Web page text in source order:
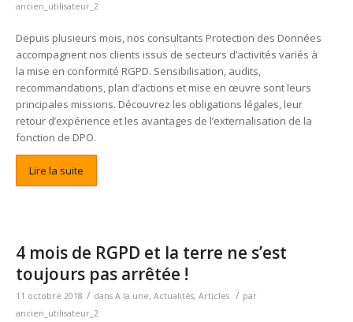
ancien_utilisateur_2
Depuis plusieurs mois, nos consultants Protection des Données
accompagnent nos clients issus de secteurs d’activités variés à
la mise en conformité RGPD. Sensibilisation, audits,
recommandations, plan d’actions et mise en œuvre sont leurs
principales missions. Découvrez les obligations légales, leur
retour d’expérience et les avantages de l’externalisation de la
fonction de DPO.
Lire la suite
4 mois de RGPD et la terre ne s’est
toujours pas arrêtée !
11 octobre 2018 / dans A la une, Actualités, Articles / par
ancien_utilisateur_2